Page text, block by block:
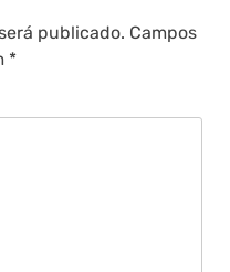
publicado. Campos
*